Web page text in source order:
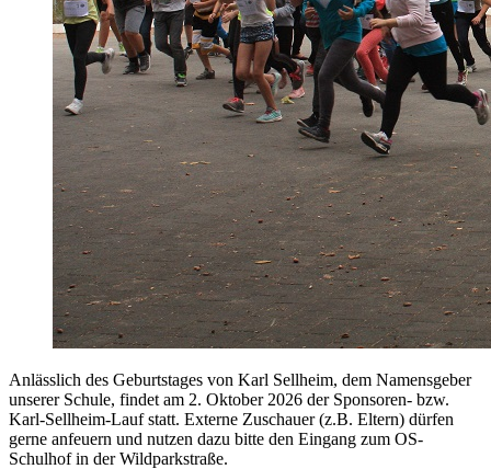
Anlässlich des Geburtstages von Karl Sellheim, dem Namensgeber
unserer Schule, findet am 2. Oktober 2026 der Sponsoren- bzw.
Karl-Sellheim-Lauf statt. Externe Zuschauer (z.B. Eltern) dürfen
gerne anfeuern und nutzen dazu bitte den Eingang zum OS-
Schulhof in der Wildparkstraße.